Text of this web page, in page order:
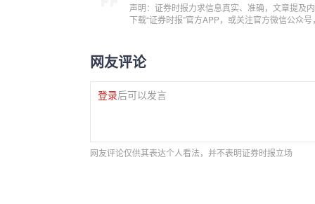
声明：证券时报力求信息真实、准确，文章提及
下载“证券时报”官方APP，或关注官方微信公众
网友评论
登录后可以发言
网友评论仅供其表达个人看法，并不表明证券时报立场